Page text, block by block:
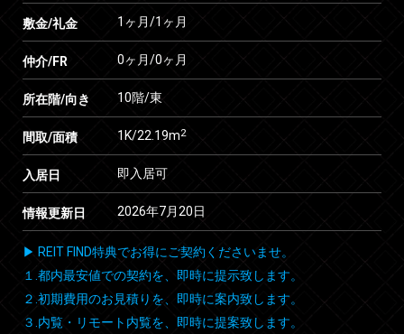
敷金/礼金 1ヶ月/1ヶ月
仲介/FR 0ヶ月/0ヶ月
所在階/向き 10階/東
間取/面積 1K/22.19m2
入居日 即入居可
情報更新日 2026年7月20日
▶ REIT FIND特典でお得にご契約くださいませ。
１.都内最安値での契約を、即時に提示致します。
２.初期費用のお見積りを、即時に案内致します。
３.内覧・リモート内覧を、即時に提案致します。